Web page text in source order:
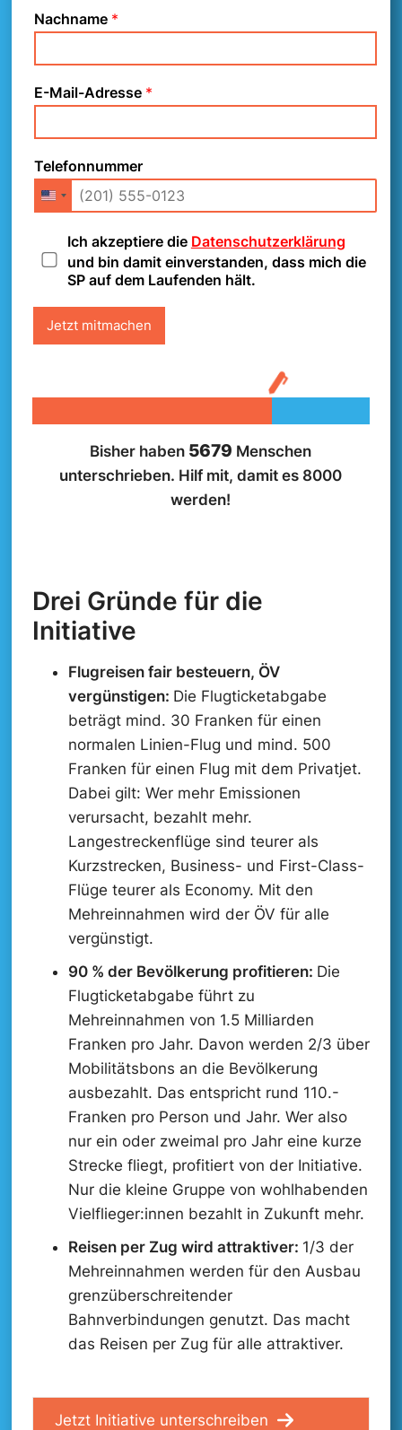
Mobilitätsbon-Initiative
jetzt unterschreiben!
Nachname *
E-Mail-Adresse *
Telefonnummer
n
c
t
Ich akzeptiere die Datenschutzerklärung
und bin damit einverstanden, dass mich die
SP auf dem Laufenden hält.
Jetzt mitmachen
Bisher haben 5679 Menschen
unterschrieben. Hilf mit, damit es 8000
werden!
Drei Gründe für die
Initiative
Flugreisen fair besteuern, ÖV
vergünstigen: Die Flugticketabgabe
beträgt mind. 30 Franken für einen
normalen Linien-Flug und mind. 500
Franken für einen Flug mit dem Privatjet.
Dabei gilt: Wer mehr Emissionen
verursacht, bezahlt mehr.
Langestreckenflüge sind teurer als
Kurzstrecken, Business- und First-Class-
Flüge teurer als Economy. Mit den
Mehreinnahmen wird der ÖV für alle
vergünstigt.
90 % der Bevölkerung profitieren: Die
Flugticketabgabe führt zu
Mehreinnahmen von 1.5 Milliarden
Franken pro Jahr. Davon werden 2/3 über
Mobilitätsbons an die Bevölkerung
ausbezahlt. Das entspricht rund 110.-
Franken pro Person und Jahr. Wer also
nur ein oder zweimal pro Jahr eine kurze
Strecke fliegt, profitiert von der Initiative.
Nur die kleine Gruppe von wohlhabenden
Vielflieger:innen bezahlt in Zukunft mehr.
Reisen per Zug wird attraktiver: 1/3 der
Mehreinnahmen werden für den Ausbau
grenzüberschreitender
Bahnverbindungen genutzt. Das macht
das Reisen per Zug für alle attraktiver.
Jetzt Initiative unterschreiben